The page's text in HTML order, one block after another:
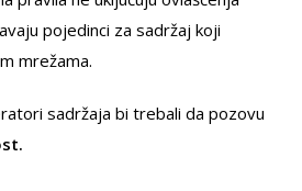
pojedinci za sadržaj koji
mrežama.
sadržaja bi trebali da pozovu